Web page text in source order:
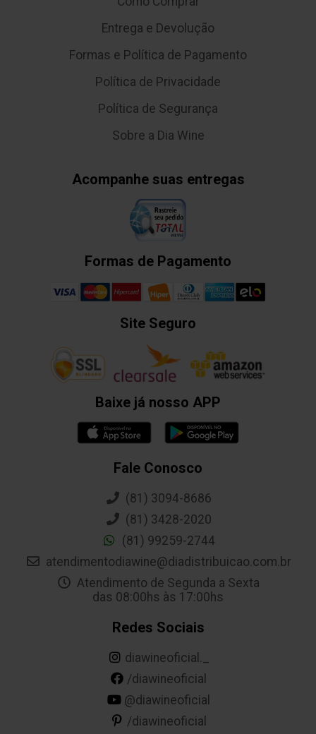
Entrega e Devolução
Formas e Política de Pagamento
Política de Privacidade
Política de Segurança
Sobre a Dia Wine
Acompanhe suas entregas
Formas de Pagamento
Site Seguro
Baixe já nosso APP
Fale Conosco
(81) 3094-8686
(81) 3428-2020
(81) 99259-2744
atendimentodiawine@diadistribuicao.com.br
Atendimento de Segunda a Sexta
das 08:00hs às 17:00hs
Redes Sociais
diawineoficial._
/diawineoficial
@diawineoficial
/diawineoficial